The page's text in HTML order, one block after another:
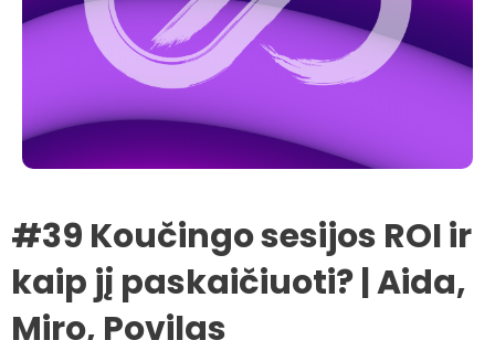
#39 Koučingo sesijos ROI ir
kaip jį paskaičiuoti? | Aida,
Miro, Povilas